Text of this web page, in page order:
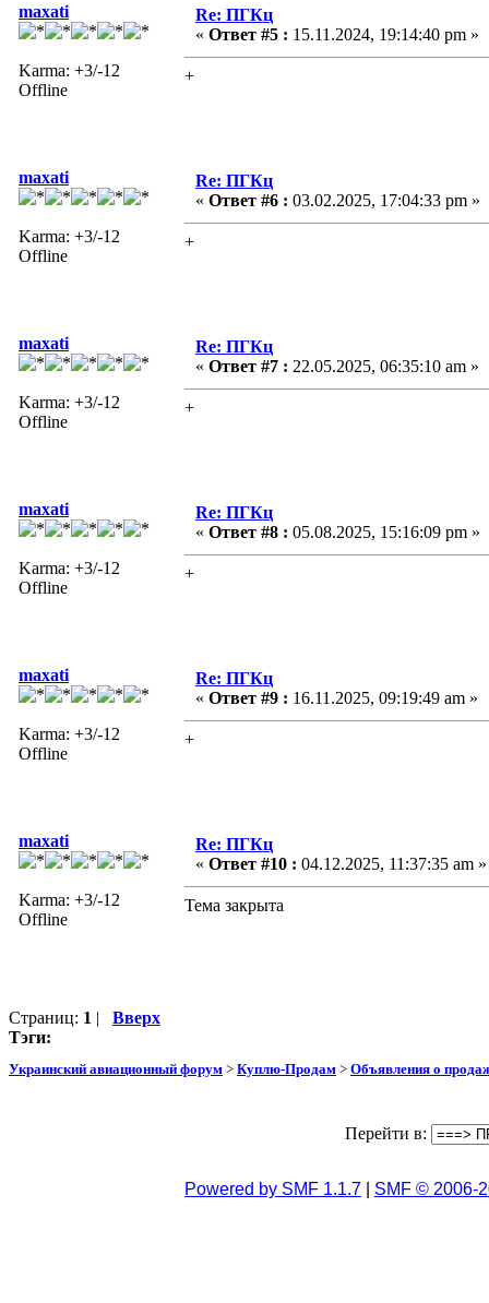
maxati
Karma: +3/-12
Offline
Re: ПГКц
« Ответ #5 : 15.11.2024, 19:14:40 pm »
+
maxati
Karma: +3/-12
Offline
Re: ПГКц
« Ответ #6 : 03.02.2025, 17:04:33 pm »
+
maxati
Karma: +3/-12
Offline
Re: ПГКц
« Ответ #7 : 22.05.2025, 06:35:10 am »
+
maxati
Karma: +3/-12
Offline
Re: ПГКц
« Ответ #8 : 05.08.2025, 15:16:09 pm »
+
maxati
Karma: +3/-12
Offline
Re: ПГКц
« Ответ #9 : 16.11.2025, 09:19:49 am »
+
maxati
Karma: +3/-12
Offline
Re: ПГКц
« Ответ #10 : 04.12.2025, 11:37:35 am »
Тема закрыта
Страниц: 1 | Вверх
Тэги:
Украинский авиационный форум > Куплю-Продам > Объявления о
Перейти в:
Powered by SMF 1.1.7 SMF © 2006-